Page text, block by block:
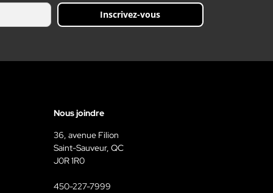
Inscrivez-vous
Nous joindre
36, avenue Filion
Saint-Sauveur, QC
J0R 1R0
450-227-7999